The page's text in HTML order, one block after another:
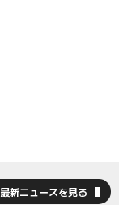
新ニュースを見る